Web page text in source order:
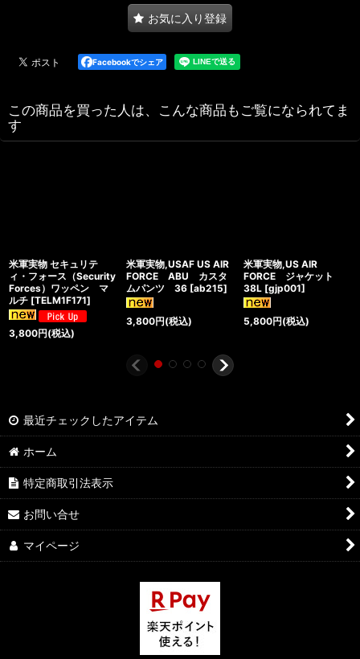
お気に入り登録
Facebookでシェア
この商品を買った人は、こんな商品もご覧になられてま
す
米軍実物 セキュリテ
ィ・フォース（Security
Forces）ワッペン マ
ルチ [TELM1F171]
3,800円(税込)
米軍実物,USAF US AIR
FORCE ABU カスタ
ムパンツ 36 [ab215]
3,800円(税込)
米軍実物,US AIR
FORCE ジャケット
38L [gjp001]
5,800円(税込)
最近チェックしたアイテム
ホーム
特定商取引法表示
お問い合せ
マイページ